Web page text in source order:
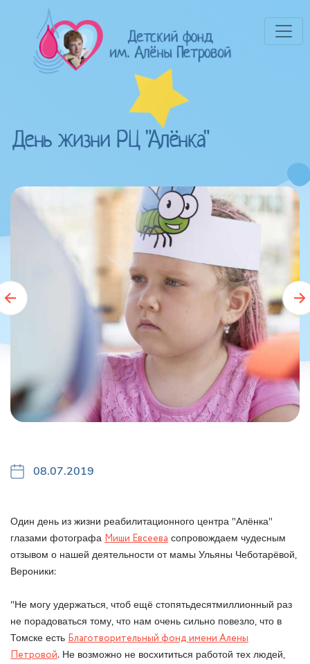
День жизни РЦ "Алёнка"
08.07.2019
Один день из жизни реабилитационного центра "Алёнка"
глазами фотографа Миши Евсеева сопровождаем чудесным
отзывом о нашей деятельности от мамы Ульяны Чеботарёвой,
Вероники:
"Не могу удержаться, чтоб ещё стопятьдесятмиллионный раз
не порадоваться тому, что нам очень сильно повезло, что в
Томске есть Благотворительный фонд имени Алены
Петровой. Не возможно не восхититься работой тех людей,